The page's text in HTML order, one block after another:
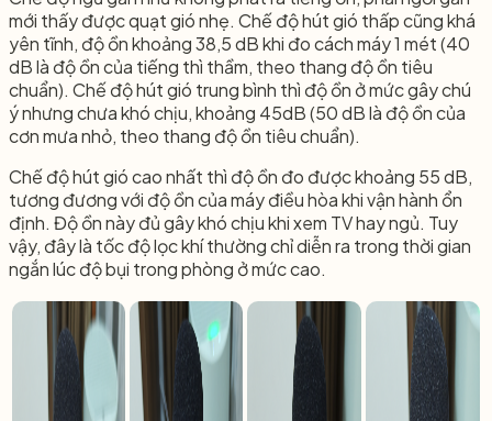
mới thấy được quạt gió nhẹ. Chế độ hút gió thấp cũng khá
yên tĩnh, độ ồn khoảng 38,5 dB khi đo cách máy 1 mét (40
dB là độ ồn của tiếng thì thầm, theo thang độ ồn tiêu
chuẩn). Chế độ hút gió trung bình thì độ ồn ở mức gây chú
ý nhưng chưa khó chịu, khoảng 45dB (50 dB là độ ồn của
cơn mưa nhỏ, theo thang độ ồn tiêu chuẩn).
Chế độ hút gió cao nhất thì độ ồn đo được khoảng 55 dB,
tương đương với độ ồn của máy điều hòa khi vận hành ổn
định. Độ ồn này đủ gây khó chịu khi xem TV hay ngủ. Tuy
vậy, đây là tốc độ lọc khí thường chỉ diễn ra trong thời gian
ngắn lúc độ bụi trong phòng ở mức cao.